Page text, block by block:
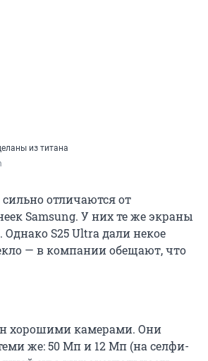
из титана
отличаются от
Samsung. У них те же экраны
S25 Ultra дали некое
— в компании обещают, что
хорошими камерами. Они
же: 50 Мп и 12 Мп (на селфи-